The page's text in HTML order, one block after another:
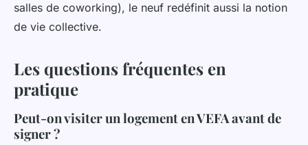
salles de coworking), le neuf redéfinit aussi la notion
de vie collective.
Les questions fréquentes en
pratique
Peut-on visiter un logement en VEFA avant de
signer ?